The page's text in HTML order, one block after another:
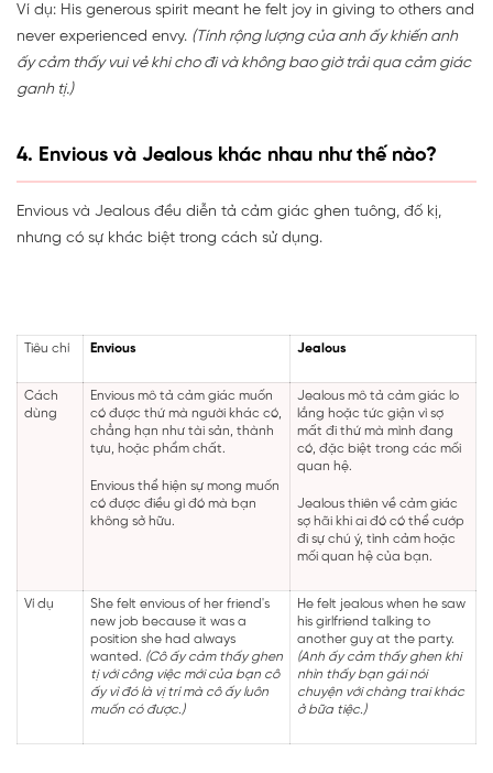
Ví dụ: His generous spirit meant he felt joy in giving to others and
never experienced envy. (Tính rộng lượng của anh ấy khiến anh
ấy cảm thấy vui vẻ khi cho đi và không bao giờ trải qua cảm giác
ganh tị.)
4. Envious và Jealous khác nhau như thế nào?
Envious và Jealous đều diễn tả cảm giác ghen tuông, đố kị,
nhưng có sự khác biệt trong cách sử dụng.
Tiêu chí Envious Jealous
Cách
dùng
Envious mô tả cảm giác muốn
có được thứ mà người khác có,
chẳng hạn như tài sản, thành
tựu, hoặc phẩm chất.
Envious thể hiện sự mong muốn
có được điều gì đó mà bạn
không sở hữu.
Jealous mô tả cảm giác lo
lắng hoặc tức giận vì sợ
mất đi thứ mà mình đang
có, đặc biệt trong các mối
quan hệ.
Jealous thiên về cảm giác
sợ hãi khi ai đó có thể cướp
đi sự chú ý, tình cảm hoặc
mối quan hệ của bạn.
Ví dụ
She felt envious of her friend's
new job because it was a
position she had always
wanted. (Cô ấy cảm thấy ghen
tị với công việc mới của bạn cô
ấy vì đó là vị trí mà cô ấy luôn
muốn có được.)
He felt jealous when he saw
his girlfriend talking to
another guy at the party.
(Anh ấy cảm thấy ghen khi
nhìn thấy bạn gái nói
chuyện với chàng trai khác
ở bữa tiệc.)